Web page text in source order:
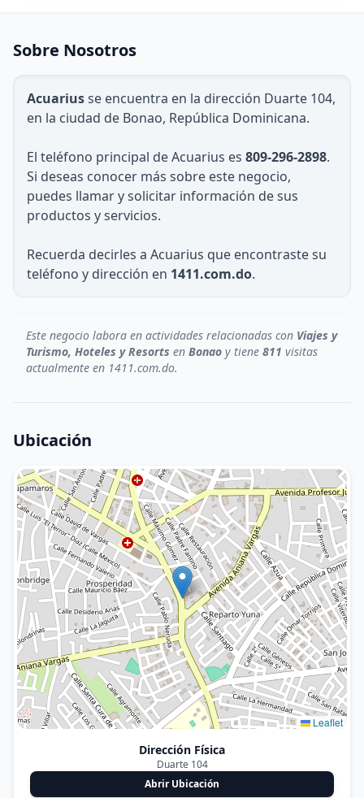
Sobre Nosotros
Acuariusse encuentra en la dirección Duarte 104,
en la ciudad de Bonao, República Dominicana.
El teléfono principal de Acuarius es 809-296-2898.
Si deseas conocer más sobre este negocio,
puedes llamar y solicitar información de sus
productos y servicios.
Recuerda decirles a Acuarius que encontraste su
teléfono y dirección en 1411.com.do.
Este negocio labora en actividades relacionadas con Viajes y
Turismo, Hoteles y Resorts en Bonao y tiene 811 visitas
actualmente en 1411.com.do.
Ubicación
Leaflet
Dirección Física
Duarte 104
Abrir Ubicación